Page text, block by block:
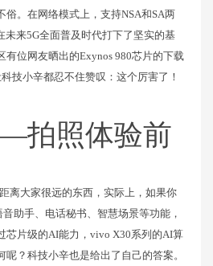
俗。在网络模式上，支持NSA和SA两
来5G全面普及时代打下了坚实的基
有位网友晒出的Exynos 980芯片的下载
技小辛都忍不住赞叹：这个厉害了！
拍照体验前
离大家很远的东西，实际上，如果你
助手、电话秘书、智慧场景等功能，
芯片级的AI能力，vivo X30系列的AI算
？科技小辛也是给出了自己的答案。